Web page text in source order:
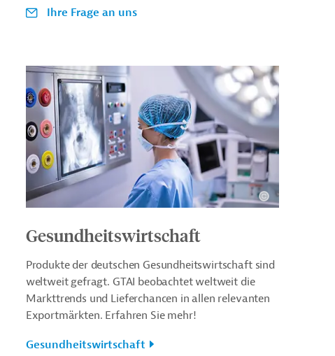
Ihre Frage an uns
Gesundheitswirtschaft
Produkte der deutschen Gesundheitswirtschaft sind
weltweit gefragt. GTAI beobachtet weltweit die
Markttrends und Lieferchancen in allen relevanten
Exportmärkten. Erfahren Sie mehr!
Gesundheitswirtschaft